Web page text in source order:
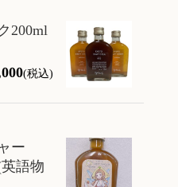
200ml
(税込)
ー
語物